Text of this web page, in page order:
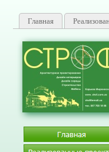
Главная